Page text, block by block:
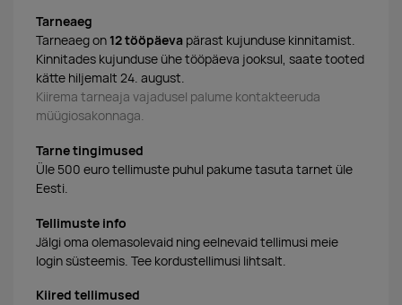
Tarneaeg
Tarneaeg on 12 tööpäeva pärast kujunduse kinnitamist.
Kinnitades kujunduse ühe tööpäeva jooksul, saate tooted
kätte hiljemalt 24. august.
Kiirema tarneaja vajadusel palume kontakteeruda
müügiosakonnaga.
Tarne tingimused
Üle 500 euro tellimuste puhul pakume tasuta tarnet üle
Eesti.
Tellimuste info
Jälgi oma olemasolevaid ning eelnevaid tellimusi meie
login süsteemis. Tee kordustellimusi lihtsalt.
Kiired tellimused